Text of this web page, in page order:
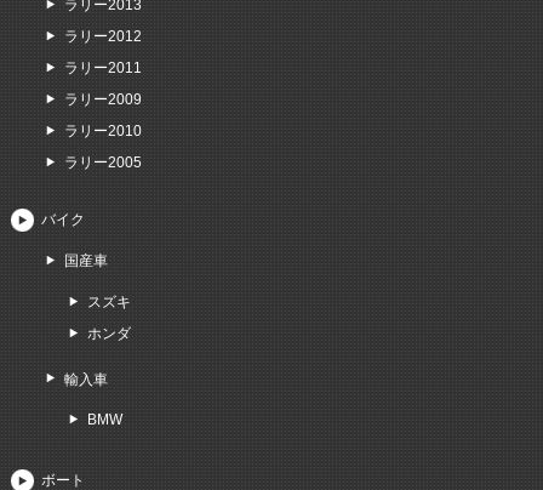
ラリー2013
ラリー2012
ラリー2011
ラリー2009
ラリー2010
ラリー2005
バイク
国産車
スズキ
ホンダ
輸入車
BMW
ボート